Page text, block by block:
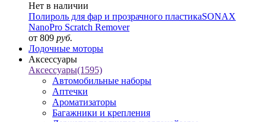
Нет в наличии
Полироль для фар и прозрачного пластикаSONAX
NanoPro Scratch Remover
от 809 руб.
Лодочные моторы
Аксессуары
Аксессуары(1595)
Автомобильные наборы
Аптечки
Ароматизаторы
Багажники и крепления